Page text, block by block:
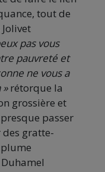
tout de
pas vous
pauvreté et
ne vous a
»rétorque la
grossière et
passer
gratte-